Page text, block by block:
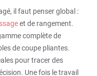
il faut penser global :
et de rangement.
complète de
de coupe pliantes.
pour tracer des
Une fois le travail